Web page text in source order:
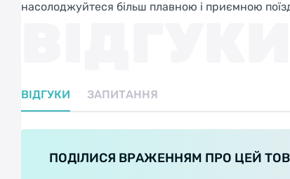
насолоджуйтеся більш плавною і приємною
ВІДГУКИ ЗАПИТАННЯ
ПОДІЛИСЯ ВРАЖЕННЯМ ПРО ЦЕЙ